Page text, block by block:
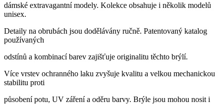
dámské extravagantní modely. Kolekce obsahuje i několik modelů
unisex.
Detaily na obrubách jsou dodělávány ručně. Patentovaný katalog
používaných
odstínů a kombinací barev zajišťuje originalitu těchto brýlí.
Více vrstev ochranného laku zvyšuje kvalitu a velkou mechanickou
stabilitu proti
působení potu, UV záření a oděru barvy. Brýle jsou mohou nosit i